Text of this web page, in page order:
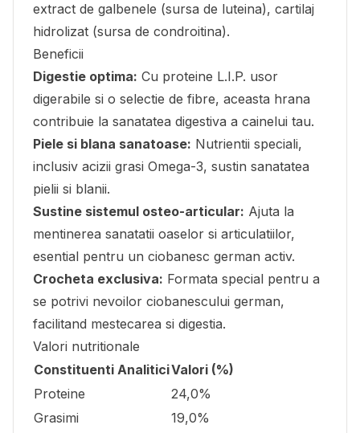
extract de galbenele (sursa de luteina), cartilaj
hidrolizat (sursa de condroitina).
Beneficii
Digestie optima: Cu proteine L.I.P. usor
digerabile si o selectie de fibre, aceasta hrana
contribuie la sanatatea digestiva a cainelui tau.
Piele si blana sanatoase: Nutrientii speciali,
inclusiv acizii grasi Omega-3, sustin sanatatea
pielii si blanii.
Sustine sistemul osteo-articular: Ajuta la
mentinerea sanatatii oaselor si articulatiilor,
esential pentru un ciobanesc german activ.
Crocheta exclusiva: Formata special pentru a
se potrivi nevoilor ciobanescului german,
facilitand mestecarea si digestia.
Valori nutritionale
Constituenti AnaliticiValori (%)
Proteine
24,0%
Grasimi
19,0%